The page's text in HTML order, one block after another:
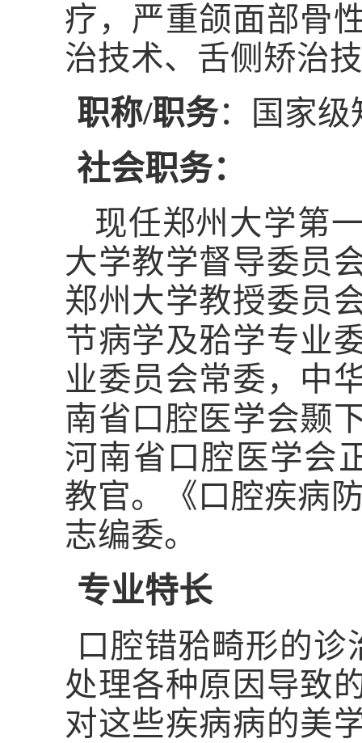
疗，严重颌面部骨
治技术、舌侧矫治
职称/职务：国家级
社会职务：
现任郑州大学第
大学教学督导委员
郑州大学教授委员
节病学及𬌗学专业
业委员会常委，中
南省口腔医学会颞
河南省口腔医学会
教官。《口腔疾病
志编委。
专业特长
口腔错𬌗畸形的诊
处理各种原因导致
对这些疾病病的美